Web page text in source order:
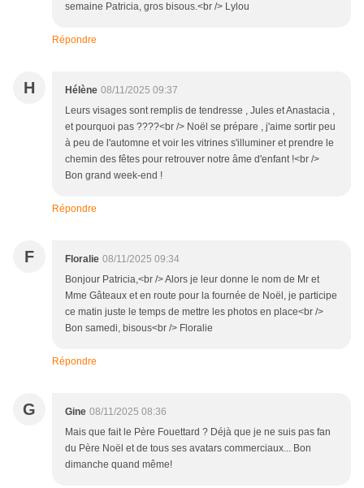
semaine Patricia, gros bisous.<br /> Lylou
Répondre
H Hélène 08/11/2025 09:37
Leurs visages sont remplis de tendresse , Jules et Anastacia ,
et pourquoi pas ????<br /> Noël se prépare , j'aime sortir peu
à peu de l'automne et voir les vitrines s'illuminer et prendre le
chemin des fêtes pour retrouver notre âme d'enfant !<br />
Bon grand week-end !
Répondre
F Floralie 08/11/2025 09:34
Bonjour Patricia,<br /> Alors je leur donne le nom de Mr et
Mme Gâteaux et en route pour la fournée de Noël, je participe
ce matin juste le temps de mettre les photos en place<br />
Bon samedi, bisous<br /> Floralie
Répondre
G Gine 08/11/2025 08:36
Mais que fait le Père Fouettard ? Déjà que je ne suis pas fan
du Père Noël et de tous ses avatars commerciaux... Bon
dimanche quand même!